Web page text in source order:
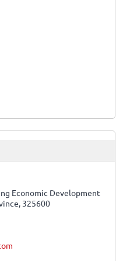
Economic Development
325600